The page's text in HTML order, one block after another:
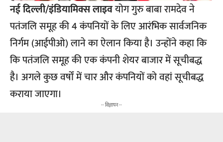
नई दिल्ली/इंडियामिक्स लाइवयोग गुरु बाबा रामदेव ने
पतंजलि समूह की 4 कंपनियों के लिए आरंभिक सार्वजनिक
निर्गम (आईपीओ) लाने का ऐलान किया है। उन्होंने कहा कि
कि पतंजलि समूह की एक कंपनी शेयर बाजार में सूचीबद्ध
है। अगले कुछ वर्षों में चार और कंपनियों को वहां सूचीबद्ध
कराया जाएगा।
-- विज्ञापन --